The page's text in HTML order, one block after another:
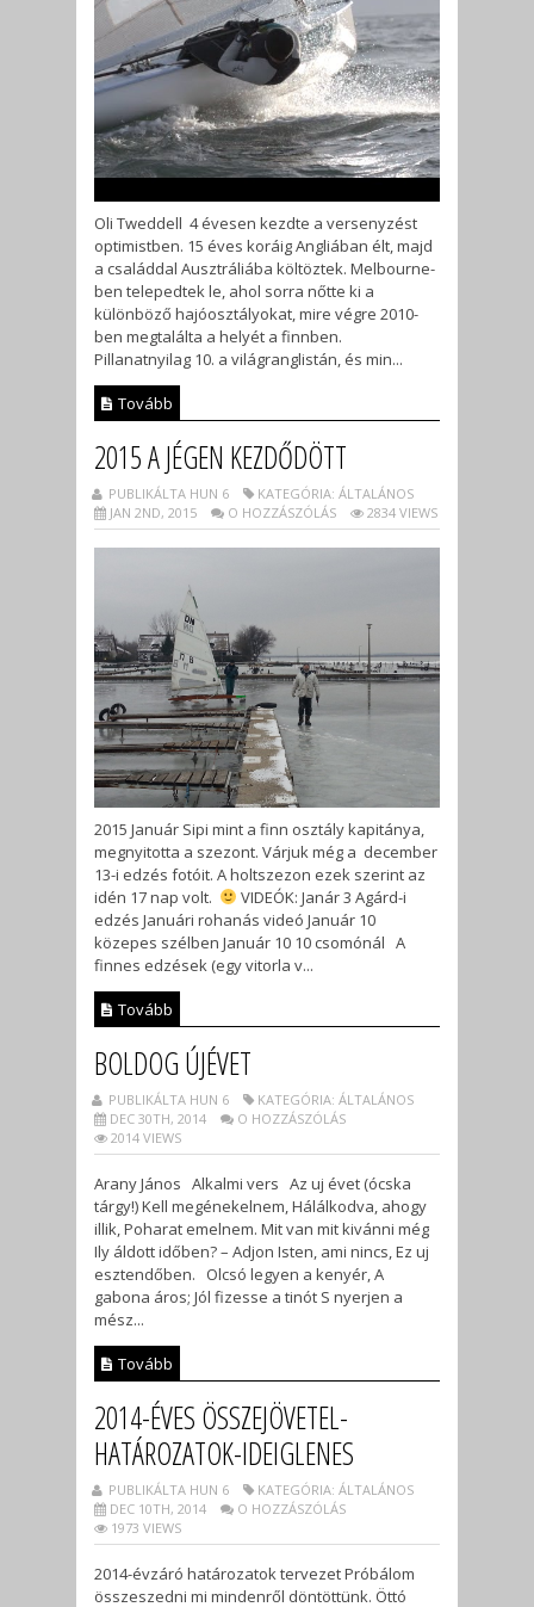
Oli Tweddell 4 évesen kezdte a versenyzést
optimistben. 15 éves koráig Angliában élt, majd
a családdal Ausztráliába költöztek. Melbourne-
ben telepedtek le, ahol sorra nőtte ki a
különböző hajóosztályokat, mire végre 2010-
ben megtalálta a helyét a finnben.
Pillanatnyilag 10. a világranglistán, és min...
Tovább
2015 A JÉGEN KEZDŐDÖTT
PUBLIKÁLTA HUN 6
KATEGÓRIA: ÁLTALÁNOS
JAN 2ND, 2015
O HOZZÁSZÓLÁS 2834 VIEWS
2015 Január Sipi mint a finn osztály kapitánya,
megnyitotta a szezont. Várjuk még a december
13-i edzés fotóit. A holtszezon ezek szerint az
idén 17 nap volt.
VIDEÓK: Janár 3 Agárd-i
edzés Januári rohanás videó Január 10
közepes szélben Január 10 10 csomónál A
finnes edzések (egy vitorla v...
Tovább
BOLDOG ÚJÉVET
PUBLIKÁLTA HUN 6
KATEGÓRIA: ÁLTALÁNOS
DEC 30TH, 2014
O HOZZÁSZÓLÁS
2014 VIEWS
Arany János Alkalmi vers Az uj évet (ócska
tárgy!) Kell megénekelnem, Hálálkodva, ahogy
illik, Poharat emelnem. Mit van mit kivánni még
Ily áldott időben? – Adjon Isten, ami nincs, Ez uj
esztendőben. Olcsó legyen a kenyér, A
gabona áros; Jól fizesse a tinót S nyerjen a
mész...
Tovább
2014-ÉVES ÖSSZEJÖVETEL-
HATÁROZATOK-IDEIGLENES
PUBLIKÁLTA HUN 6
KATEGÓRIA: ÁLTALÁNOS
DEC 10TH, 2014
O HOZZÁSZÓLÁS
1973 VIEWS
2014-évzáró határozatok tervezet Próbálom
összeszedni mi mindenről döntöttünk. Öttó